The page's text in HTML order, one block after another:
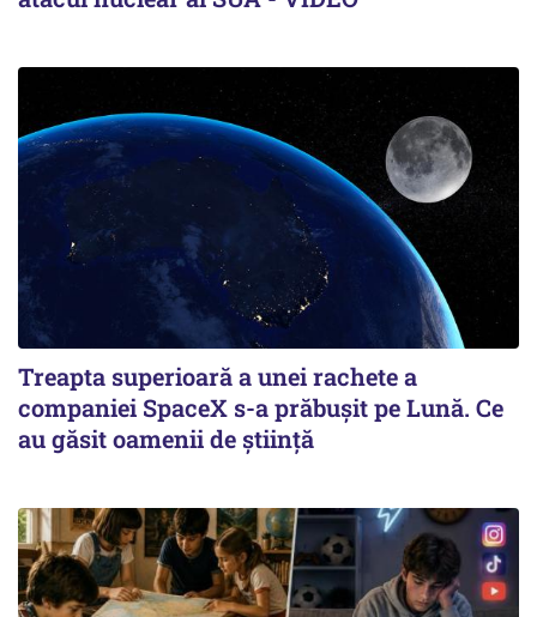
Treapta superioară a unei rachete a
companiei SpaceX s-a prăbușit pe Lună. Ce
au găsit oamenii de știință